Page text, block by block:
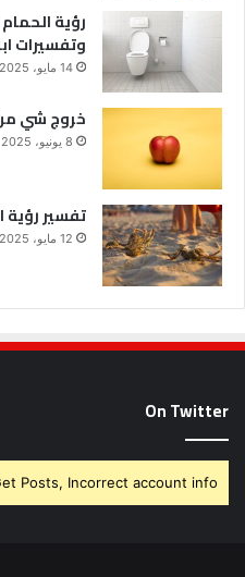
رؤية
وتفسيرات
14 مايو، 2025
خروج شي من
8 يونيو، 2025
تفسير رؤية
12 مايو، 2025
On Twitter
Posts, Incorrect account info.